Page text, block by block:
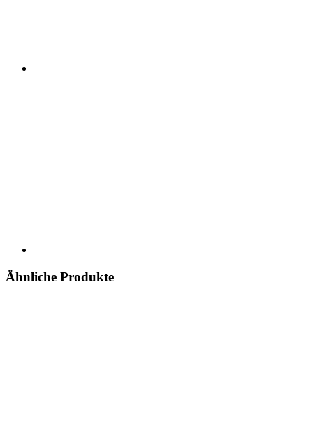
Ähnliche Produkte